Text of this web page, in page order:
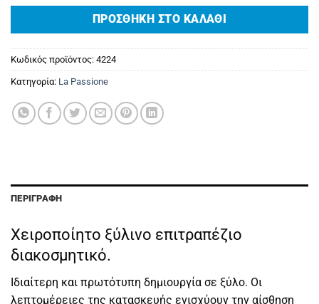
ΠΡΟΣΘΉΚΗ ΣΤΟ ΚΑΛΆΘΙ
Κωδικός προϊόντος: 4224
Κατηγορία: La Passione
ΠΕΡΙΓΡΑΦΉ
Χειροποίητο ξύλινο επιτραπέζιο
διακοσμητικό.
Ιδιαίτερη και πρωτότυπη δημιουργία σε ξύλο. Οι
λεπτομέρειες της κατασκευής ενισχύουν την αίσθηση